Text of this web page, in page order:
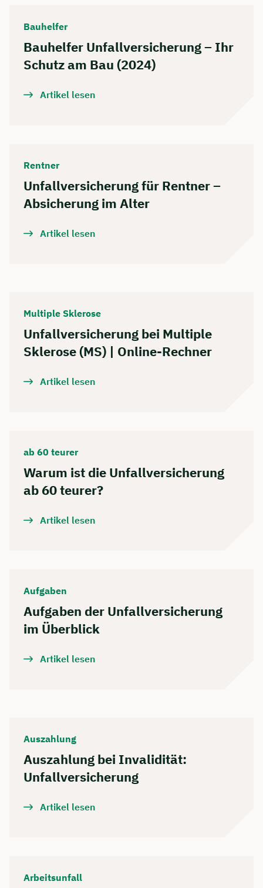
Bauhelfer
Bauhelfer Unfallversicherung – Ihr
Schutz am Bau (2024)
Artikel lesen
Rentner
Unfallversicherung für Rentner –
Absicherung im Alter
Artikel lesen
Multiple Sklerose
Unfallversicherung bei Multiple
Sklerose (MS) | Online-Rechner
Artikel lesen
ab 60 teurer
Warum ist die Unfallversicherung
ab 60 teurer?
Artikel lesen
Aufgaben
Aufgaben der Unfallversicherung
im Überblick
Artikel lesen
Auszahlung
Auszahlung bei Invalidität:
Unfallversicherung
Artikel lesen
Arbeitsunfall